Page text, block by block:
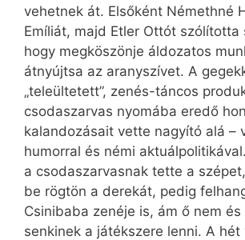
vehetnek át. Elsőként Némethné
Emíliát, majd Etler Ottót szólította
hogy megköszönje áldozatos
átnyújtsa az aranyszívet. A
„teleültetett”, zenés-táncos
csodaszarvas nyomába eredő
kalandozásait vette nagyító alá –
humorral és némi
a csodaszarvasnak tette a
be rögtön a derekát, pedig
Csinibaba zenéje is, ám ő nem
senkinek a játékszere lenni. A hét